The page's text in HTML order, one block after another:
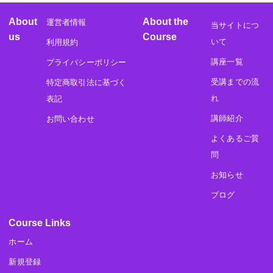
About
us
運営者情報
利用規約
プライバシーポリシー
特定商取引法に基づく
表記
お問い合わせ
About the
Course
当サイトにつ
いて
講座一覧
受講までの流
れ
講師紹介
よくあるご質
問
お知らせ
ブログ
Course Links
ホーム
新規登録